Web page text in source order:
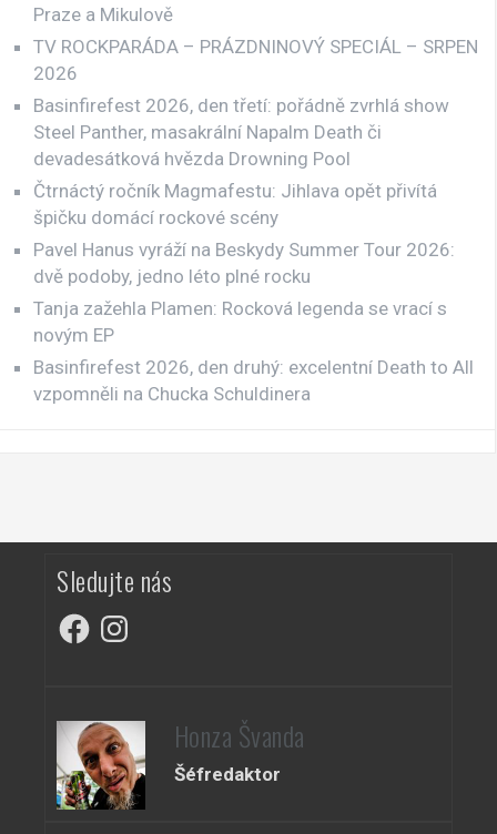
Praze a Mikulově
TV ROCKPARÁDA – PRÁZDNINOVÝ SPECIÁL – SRPEN
2026
Basinfirefest 2026, den třetí: pořádně zvrhlá show
Steel Panther, masakrální Napalm Death či
devadesátková hvězda Drowning Pool
Čtrnáctý ročník Magmafestu: Jihlava opět přivítá
špičku domácí rockové scény
Pavel Hanus vyráží na Beskydy Summer Tour 2026:
dvě podoby, jedno léto plné rocku
Tanja zažehla Plamen: Rocková legenda se vrací s
novým EP
Basinfirefest 2026, den druhý: excelentní Death to All
vzpomněli na Chucka Schuldinera
Sledujte nás
FacebookInstagram
Honza Švanda
Šéfredaktor